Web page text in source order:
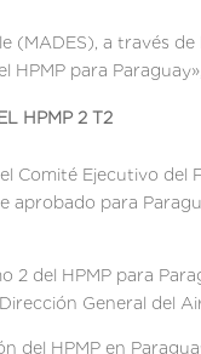
(MADES), a través
HPMP para
HPMP 2 T2
Comité Ejecutivo
para
2 del HPMP para
General del
del HPMP en